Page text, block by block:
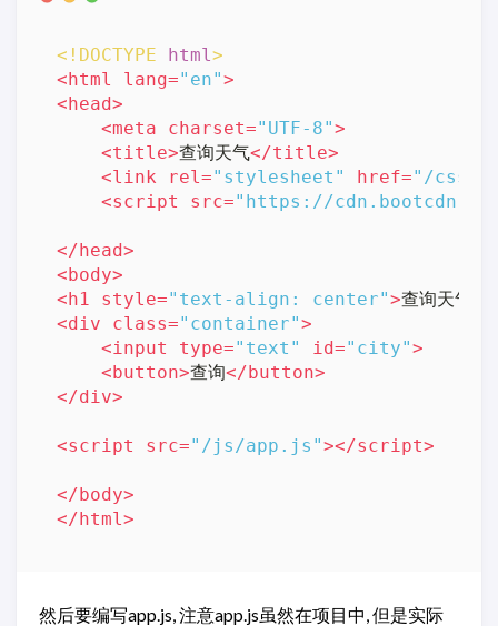
<!DOCTYPE html>
<html lang="en">
<head>
<meta charset="UTF-8">
<title>查询天气</title>
<link rel="stylesheet" href="/css/
<script src="https://
</head>
<body>
<h1 style="text-align: center">查询天气
<div class="container">
<input type="text" id="city">
<button>查询</button>
</div>
<script src="/js/app.js"></script>
</body>
</html>
然后要编写app.js, 注意app.js虽然在项目中, 但是实际